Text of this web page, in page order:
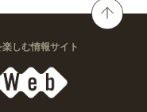
しむ情報サイト